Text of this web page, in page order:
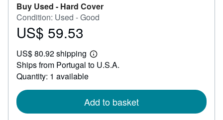
Buy Used - Hard Cover
Condition: Used - Good
Price
59.53
US$ 59.53
US$ 80.92 shipping
Learn
more
Ships from Portugal to U.S.A.
Quantity: 1 available
Add to basket